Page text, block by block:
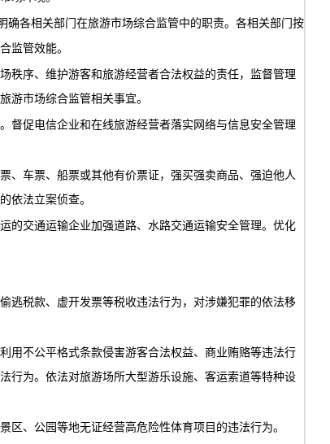
确各相关部门在旅游市场综合监管中的职责。各相关部门按
监管效能。
秩序、维护游客和旅游经营者合法权益的责任，监督管理
游市场综合监管相关事宜。
督促电信企业和在线旅游经营者落实网络与信息安全管理
、车票、船票或其他有价票证，强买强卖商品、强迫他人
依法立案侦查。
的交通运输企业加强道路、水路交通运输安全管理。优化
逃税款、虚开发票等税收违法行为，对涉嫌犯罪的依法移
用不公平格式条款侵害游客合法权益、商业贿赂等违法行
行为。依法对旅游场所大型游乐设施、客运索道等特种设
、公园等地无证经营高危险性体育项目的违法行为。